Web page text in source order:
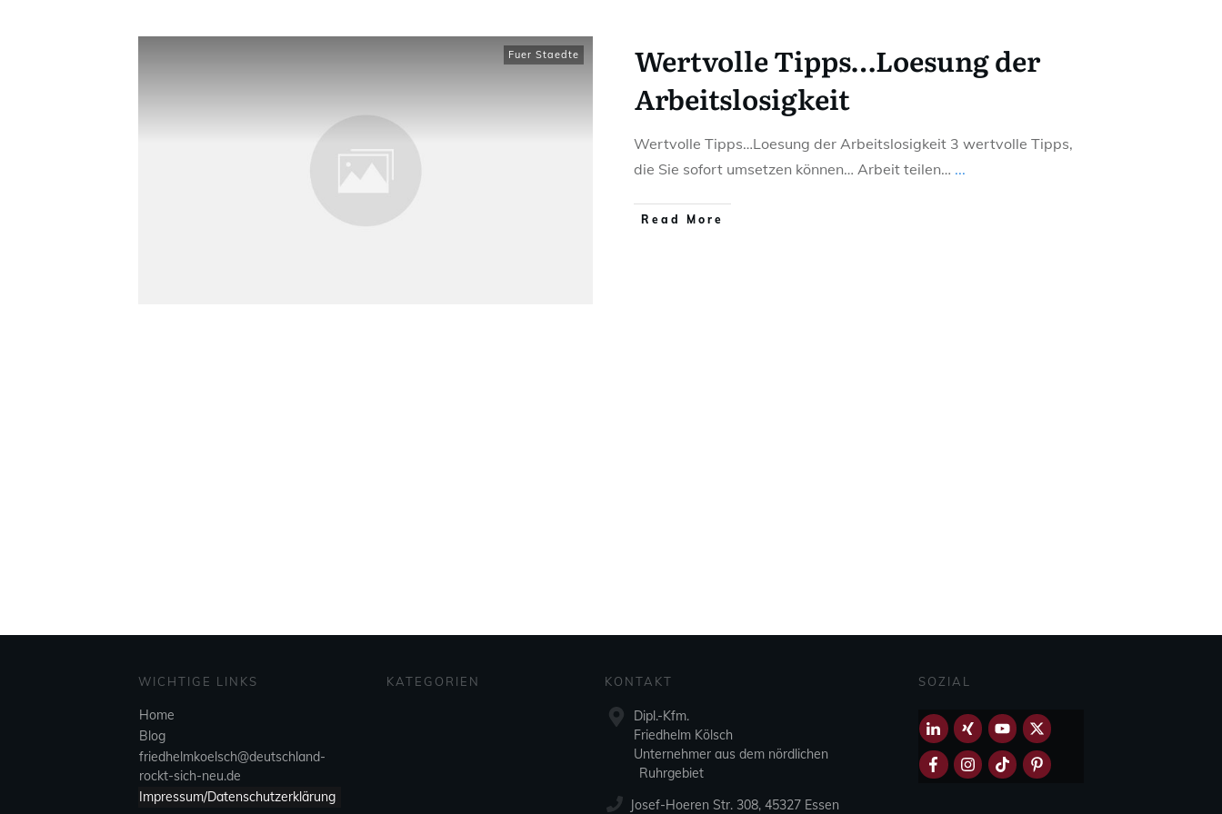
Fuer Staedte
Wertvolle Tipps…Loesung der
Arbeitslosigkeit
Wertvolle Tipps…Loesung der Arbeitslosigkeit 3 wertvolle Tipps,
die Sie sofort umsetzen können… Arbeit teilen… ...
Read More
WICHTIGE LINKS
Home
Blog
friedhelmkoelsch@deutschland-
rockt-sich-neu.de
Impressum/Datenschutzerklärung
KATEGORIEN KONTAKT
Dipl.-Kfm.
Friedhelm Kölsch
Unternehmer aus dem nördlichen
Ruhrgebiet
Josef-Hoeren Str. 308, 45327 Essen
SOZIAL